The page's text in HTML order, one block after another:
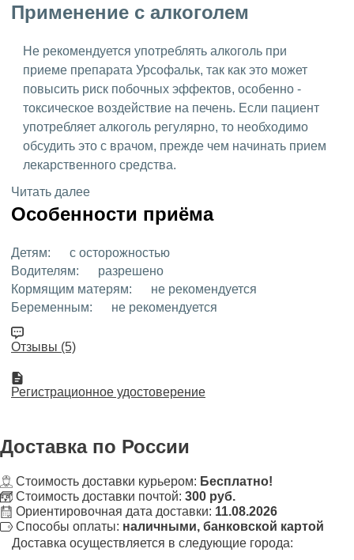
Применение с алкоголем
Не рекомендуется употреблять алкоголь при
приеме препарата Урсофальк, так как это может
повысить риск побочных эффектов, особенно -
токсическое воздействие на печень. Если пациент
употребляет алкоголь регулярно, то необходимо
обсудить это с врачом, прежде чем начинать прием
лекарственного средства.
Читать далее
Особенности приёма
Детям:
с осторожностью
Водителям:
разрешено
Кормящим матерям:
не рекомендуется
Беременным:
не рекомендуется
Отзывы (5)
Регистрационное удостоверение
Доставка по России
Стоимость доставки курьером: Бесплатно!
Стоимость доставки почтой: 300 руб.
Ориентировочная дата доставки: 11.08.2026
Способы оплаты: наличными, банковской картой
Доставка осуществляется в следующие города: